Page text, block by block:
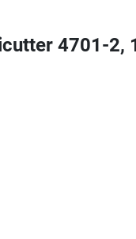
4701-2,